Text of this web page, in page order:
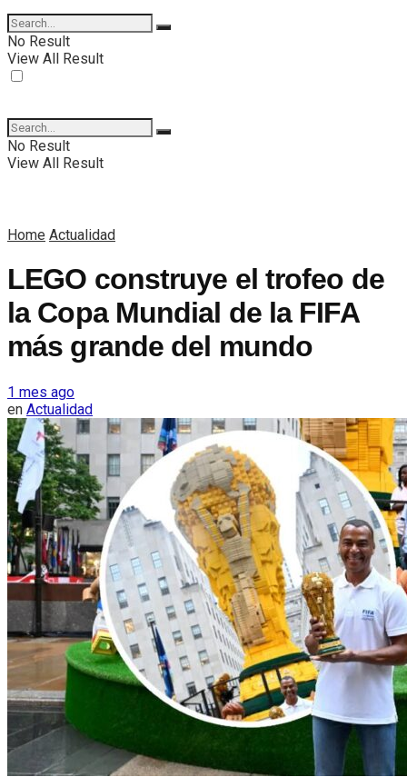
No Result
View All Result
No Result
View All Result
Home Actualidad
LEGO construye el trofeo de
la Copa Mundial de la FIFA
más grande del mundo
1 mes ago
en Actualidad